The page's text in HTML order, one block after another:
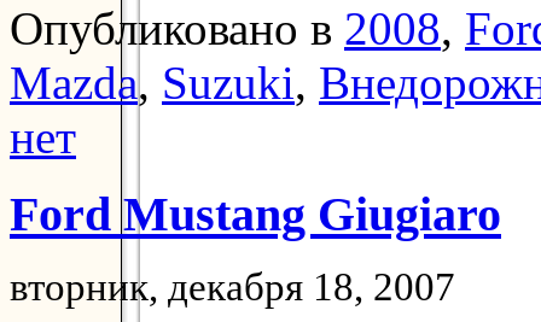
Опубликовано в 2008,
Mazda, Suzuki,
нет
Ford Mustang Giugiaro
вторник, декабря 18, 2007